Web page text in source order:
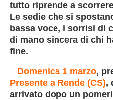
tutto riprende a
Le sedie che si
bassa voce, i sorrisi di
di mano sincera di chi
fine.
Domenica 1 marzo,
Presente a Rende (CS),
arrivato dopo un